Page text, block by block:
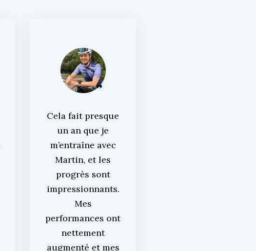
Cela fait presque
un an que je
m’entraîne avec
Martin, et les
progrès sont
impressionnants.
Mes
performances ont
nettement
augmenté et mes